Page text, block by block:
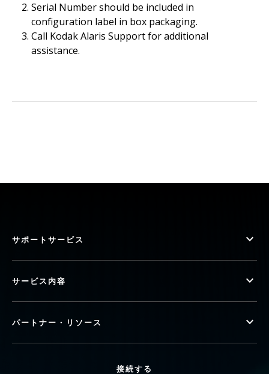
Serial Number should be included in
configuration label in box packaging.
Call Kodak Alaris Support for additional
assistance.
サポートサービス
サービス内容
パートナー・リソース
接続する